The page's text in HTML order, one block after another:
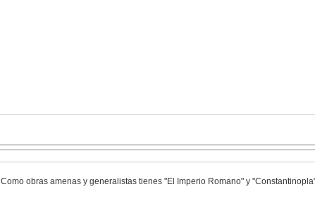
Como obras amenas y generalistas tienes "El Imperio Romano" y